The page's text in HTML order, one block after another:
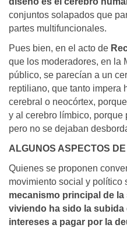
conjuntos solapados que
partes multifuncionales.
Pues bien, en el acto de
que los moderadores, en la
público, se parecían a un
reptiliano, que tanto impera
cerebral o neocórtex,
y al cerebro límbico, porque
pero no se dejaban
ALGUNOS ASPECTOS
Quienes se proponen
movimiento social y político
mecanismo principal de
viviendo ha sido la
intereses a pagar por la